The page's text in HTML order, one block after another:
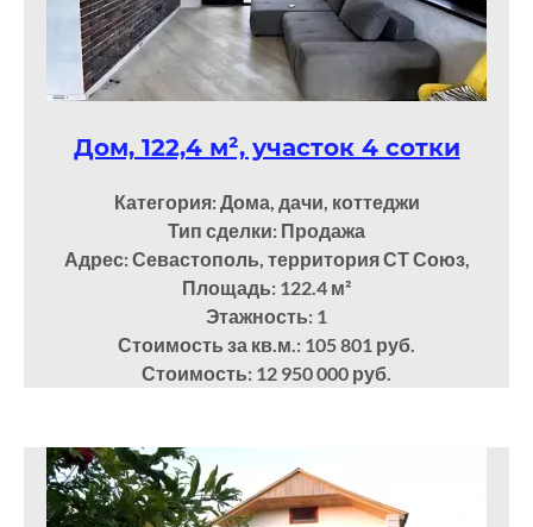
Дом, 122,4 м², участок 4 сотки
Категория: Дома, дачи, коттеджи
Тип сделки: Продажа
Адрес: Севастополь, территория СТ Союз,
Площадь: 122.4 м²
Этажность: 1
Стоимость за кв.м.: 105 801 руб.
Стоимость: 12 950 000 руб.